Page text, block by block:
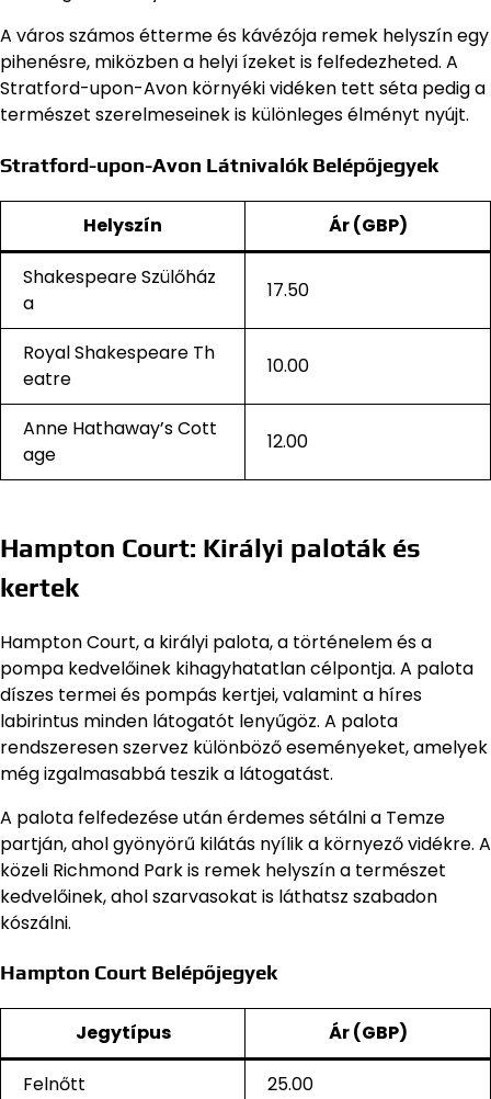
A város számos étterme és kávézója remek helyszín egy
pihenésre, miközben a helyi ízeket is felfedezheted. A
Stratford-upon-Avon környéki vidéken tett séta pedig a
természet szerelmeseinek is különleges élményt nyújt.
Stratford-upon-Avon Látnivalók Belépőjegyek
Helyszín Ár (GBP)
Shakespeare Szülőház
a
17.50
Royal Shakespeare Th
eatre
10.00
Anne Hathaway’s Cott
age
12.00
Hampton Court: Királyi paloták és
kertek
Hampton Court, a királyi palota, a történelem és a
pompa kedvelőinek kihagyhatatlan célpontja. A palota
díszes termei és pompás kertjei, valamint a híres
labirintus minden látogatót lenyűgöz. A palota
rendszeresen szervez különböző eseményeket, amelyek
még izgalmasabbá teszik a látogatást.
A palota felfedezése után érdemes sétálni a Temze
partján, ahol gyönyörű kilátás nyílik a környező vidékre. A
közeli Richmond Park is remek helyszín a természet
kedvelőinek, ahol szarvasokat is láthatsz szabadon
kószálni.
Hampton Court Belépőjegyek
Jegytípus Ár (GBP)
Felnőtt
25.00